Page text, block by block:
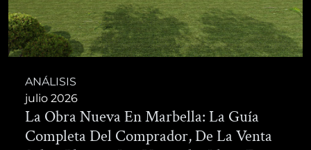
ANÁLISIS
julio 2026
La Obra Nueva En Marbella: La Guía
Completa Del Comprador, De La Venta